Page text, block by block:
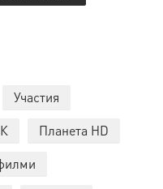
Участия
Планета HD